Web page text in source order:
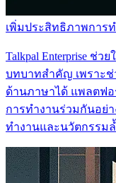
เพิ่มประสิทธิภาพการ
Talkpal Enterprise ช่
บทบาทสำคัญ เพราะ
ด้านภาษาได้ แพลตฟอ
การทำงานร่วมกันอย่
ทำงานและนวัตกรรม